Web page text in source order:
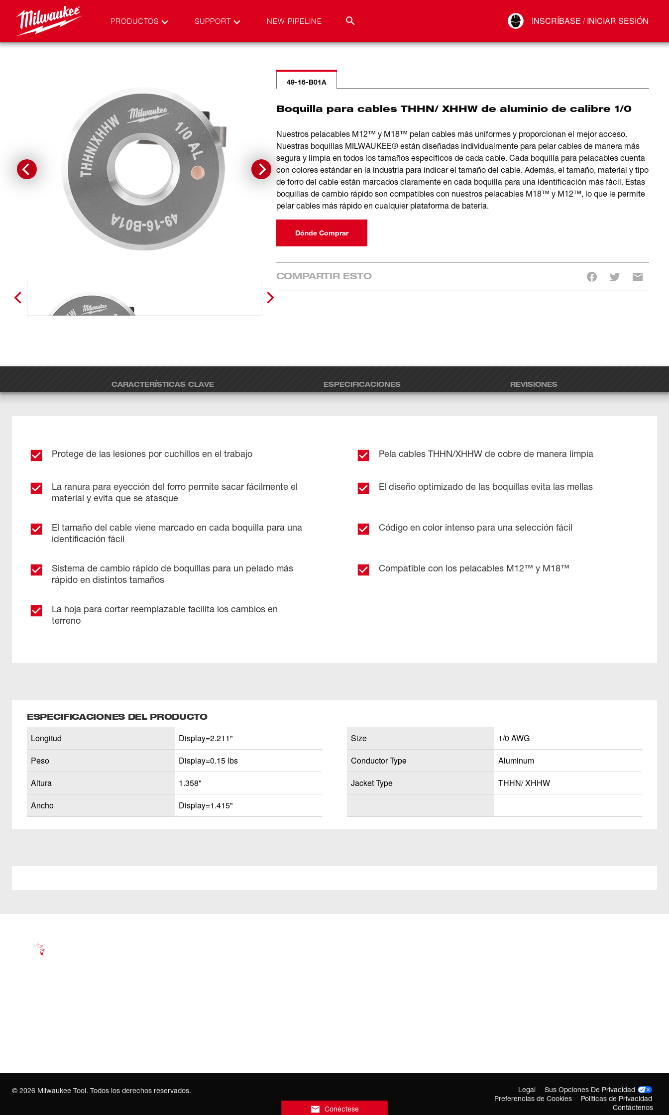
PRODUCTOS SUPPORT NEW PIPELINE INSCRÍBASE / INICIAR SESIÓN
Conectar
49-16-B01A
Boquilla para cables THHN/ XHHW de aluminio de calibre 1/0
Nuestros pelacables M12™ y M18™ pelan cables más uniformes y proporcionan el mejor acceso.
Nuestras boquillas MILWAUKEE® están diseñadas individualmente para pelar cables de manera más
segura y limpia en todos los tamaños específicos de cada cable. Cada boquilla para pelacables cuenta
con colores estándar en la industria para indicar el tamaño del cable. Además, el tamaño, material y tipo
de forro del cable están marcados claramente en cada boquilla para una identificación más fácil. Estas
boquillas de cambio rápido son compatibles con nuestros pelacables M18™ y M12™, lo que le permite
pelar cables más rápido en cualquier plataforma de batería.
Dónde Comprar
COMPARTIR ESTO
CARACTERÍSTICAS CLAVE ESPECIFICACIONES REVISIONES
Protege de las lesiones por cuchillos en el trabajo Pela cables THHN/XHHW de cobre de manera limpia
La ranura para eyección del forro permite sacar fácilmente el
material y evita que se atasque
El diseño optimizado de las boquillas evita las mellas
El tamaño del cable viene marcado en cada boquilla para una
identificación fácil
Código en color intenso para una selección fácil
Sistema de cambio rápido de boquillas para un pelado más
rápido en distintos tamaños
Compatible con los pelacables M12™ y M18™
La hoja para cortar reemplazable facilita los cambios en
terreno
ESPECIFICACIONES DEL PRODUCTO
Longitud
Display=2.211"
Peso
Display=0.15 lbs
Altura
1.358"
Ancho
Display=1.415"
Size
1/0 AWG
Conductor Type
Aluminum
Jacket Type
THHN/ XHHW
Conéctese
© 2026 Milwaukee Tool. Todos los derechos reservados. Legal
Sus Opciones De Privacidad
Preferencias de Cookies
Políticas de Privacidad
Contáctenos